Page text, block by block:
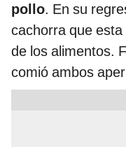
pollo. En su
cachorra que
de los alimentos.
comió ambos